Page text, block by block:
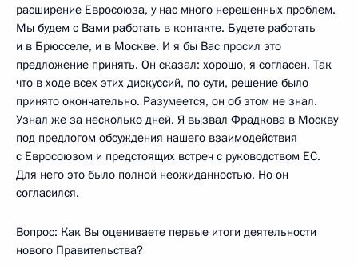
расширение Евросоюза, у нас много нерешенных проблем.
Мы будем с Вами работать в контакте. Будете работать
и в Брюсселе, и в Москве. И я бы Вас просил это
предложение принять. Он сказал: хорошо, я согласен. Так
что в ходе всех этих дискуссий, по сути, решение было
принято окончательно. Разумеется, он об этом не знал.
Узнал же за несколько дней. Я вызвал Фрадкова в Москву
под предлогом обсуждения нашего взаимодействия
с Евросоюзом и предстоящих встреч с руководством ЕС.
Для него это было полной неожиданностью. Но он
согласился.
Вопрос: Как Вы оцениваете первые итоги деятельности
нового Правительства?